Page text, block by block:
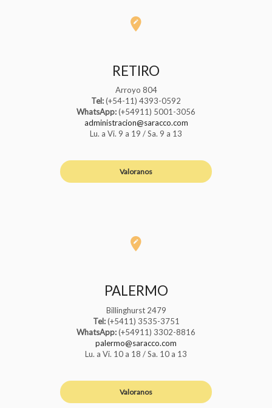
RETIRO
Arroyo 804
Tel:(+54-11) 4393-0592
WhatsApp:(+54911) 5001-3056
administracion@saracco.com
Lu. a Vi. 9 a 19 / Sa. 9 a 13
Valoranos
PALERMO
Billinghurst 2479
Tel:(+5411) 3535-3751
WhatsApp:(+54911) 3302-8816
palermo@saracco.com
Lu. a Vi. 10 a 18 / Sa. 10 a 13
Valoranos